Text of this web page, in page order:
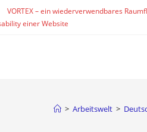
VORTEX – ein wiederverwendbares
einer Website
> Arbeitswelt >